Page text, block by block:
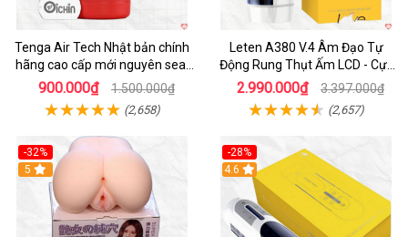
Tenga Air Tech Nhật bản chính
hãng cao cấp mới nguyên seal
giá tốt
900.000₫ 1.500.000₫
(2,658)
Leten A380 V.4 Âm Đạo Tự
Động Rung Thụt Ấm LCD - Cực
Phê
2.990.000₫ 3.397.000₫
(2,657)
-32%
Hot
5
-28%
Hot
4.6